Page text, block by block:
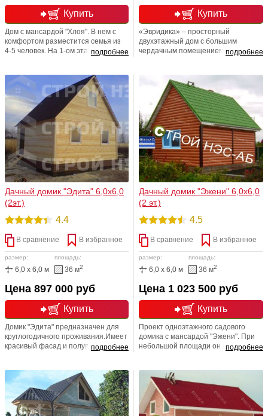
Купить
подробнее
Дом с мансардой "Хлоя". В нем с
комфортом разместится семья из
4-5 человек. На 1-ом этаже
отведен в приватную зону.
Возможна любая перепланировка.
Купить
подробнее
«Эвридика» – просторный
двухэтажный дом с большим
чердачным помещением.
увеличены за счет эркеров.
Толщина слоя утеплителя 150 мм, а
это значит, что дом вполне
пригоден для постоянного
проживания в климатических
условиях Московской области
Дачный домик "Эдита" 6,0х6,0
(2эт.)
4.4
В сравнение В избранное
размер:
6,0 x 6,0 м
площадь:
36 м2
Купить
Цена 897 000 руб
подробнее
Домик "Эдита" предназначен для
круглогодичного проживания.Имеет
красивый фасад и полувальмовую
Дачный домик "Эжени" 6,0х6,0
(2 эт.)
4.5
В сравнение В избранное
размер:
6,0 x 6,0 м
площадь:
36 м2
Купить
Цена 1 023 500 руб
подробнее
Проект одноэтажного садового
домика с мансардой "Эжени". При
небольшой площади он